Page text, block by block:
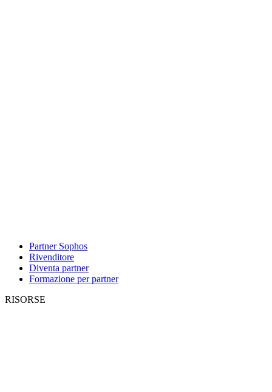
Partner Sophos
Rivenditore
Diventa partner
Formazione per partner
RISORSE